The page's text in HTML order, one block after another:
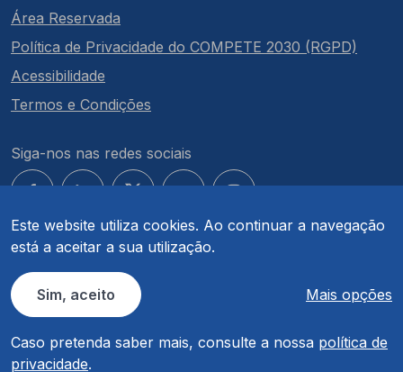
Este website utiliza cookies. Ao continuar a navegação
está a aceitar a sua utilização.
Sim, aceito Mais opções
Caso pretenda saber mais, consulte a nossa política de
privacidade.
Área Reservada
Política de Privacidade do COMPETE 2030 (RGPD)
Acessibilidade
Termos e Condições
Siga-nos nas redes sociais
© COMPETE 2030. Todos os direitos reservados.